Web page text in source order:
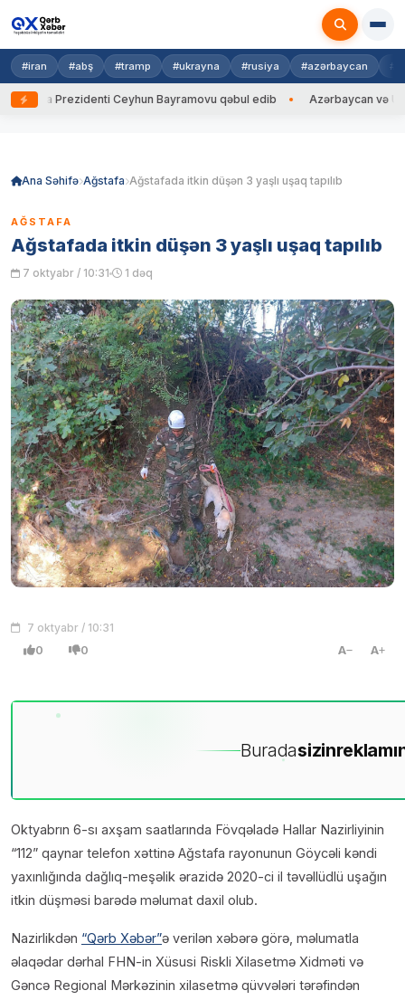
#iran #abş #tramp #ukrayna #rusiya #azərbaycan
Prezidenti Ceyhun Bayramovu qəbul edib Azərbaycan və
Ana Səhifə Ağstafa Ağstafada itkin düşən 3 yaşlı uşaq tapılıb
AĞSTAFA
Ağstafada itkin düşən 3 yaşlı uşaq tapılıb
7 oktyabr / 10:31 1 dəq
7 oktyabr / 10:31
0 0 A A
Buradasizin
Oktyabrın 6-sı axşam saatlarında Fövqəladə Hallar Nazirliyinin
“112” qaynar telefon xəttinə Ağstafa rayonunun Göycəli kəndi
yaxınlığında dağlıq-meşəlik ərazidə 2020-ci il təvəllüdlü uşağın
itkin düşməsi barədə məlumat daxil olub.
Nazirlikdən “Qərb Xəbər”ə verilən xəbərə görə, məlumatla
əlaqədar dərhal FHN-in Xüsusi Riskli Xilasetmə Xidməti və
Gəncə Regional Mərkəzinin xilasetmə qüvvələri tərəfindən